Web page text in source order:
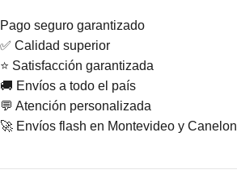
Pago seguro garantizado
✅ Calidad superior
⭐ Satisfacción garantizada
🚚 Envíos a todo el país
💬 Atención personalizada
🚀 Envíos flash en Montevideo y